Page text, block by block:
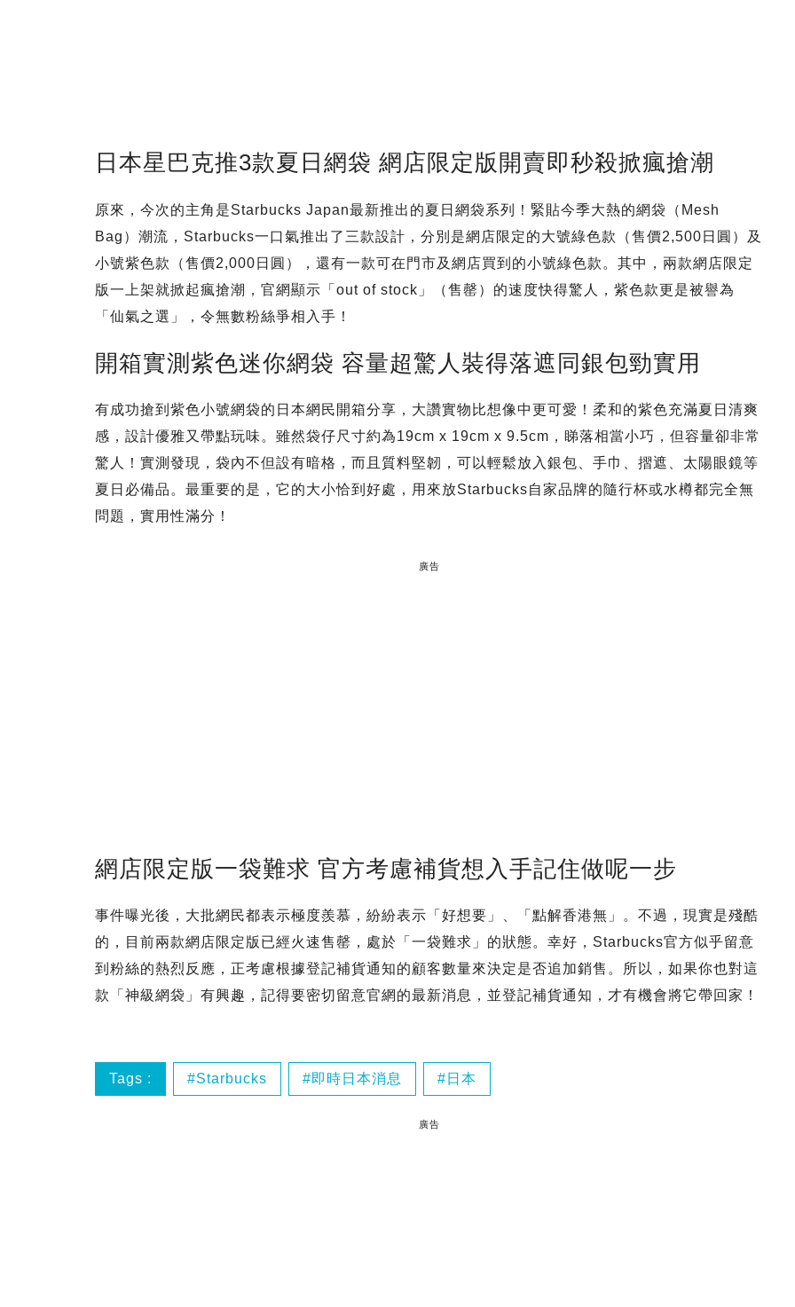
日本星巴克推3款夏日網袋 網店限定版開賣即秒殺掀瘋搶潮
原來，今次的主角是Starbucks Japan最新推出的夏日網袋系列！緊貼今季大熱的網袋（Mesh
Bag）潮流，Starbucks一口氣推出了三款設計，分別是網店限定的大號綠色款（售價2,500日圓）及
小號紫色款（售價2,000日圓），還有一款可在門市及網店買到的小號綠色款。其中，兩款網店限定
版一上架就掀起瘋搶潮，官網顯示「out of stock」（售罄）的速度快得驚人，紫色款更是被譽為
「仙氣之選」，令無數粉絲爭相入手！
開箱實測紫色迷你網袋 容量超驚人裝得落遮同銀包勁實用
有成功搶到紫色小號網袋的日本網民開箱分享，大讚實物比想像中更可愛！柔和的紫色充滿夏日清爽
感，設計優雅又帶點玩味。雖然袋仔尺寸約為19cm x 19cm x 9.5cm，睇落相當小巧，但容量卻非常
驚人！實測發現，袋內不但設有暗格，而且質料堅韌，可以輕鬆放入銀包、手巾、摺遮、太陽眼鏡等
夏日必備品。最重要的是，它的大小恰到好處，用來放Starbucks自家品牌的隨行杯或水樽都完全無
問題，實用性滿分！
廣告
網店限定版一袋難求 官方考慮補貨想入手記住做呢一步
事件曝光後，大批網民都表示極度羨慕，紛紛表示「好想要」、「點解香港無」。不過，現實是殘酷
的，目前兩款網店限定版已經火速售罄，處於「一袋難求」的狀態。幸好，Starbucks官方似乎留意
到粉絲的熱烈反應，正考慮根據登記補貨通知的顧客數量來決定是否追加銷售。所以，如果你也對這
款「神級網袋」有興趣，記得要密切留意官網的最新消息，並登記補貨通知，才有機會將它帶回家！
Tags : Starbucks 即時日本消息 日本
廣告